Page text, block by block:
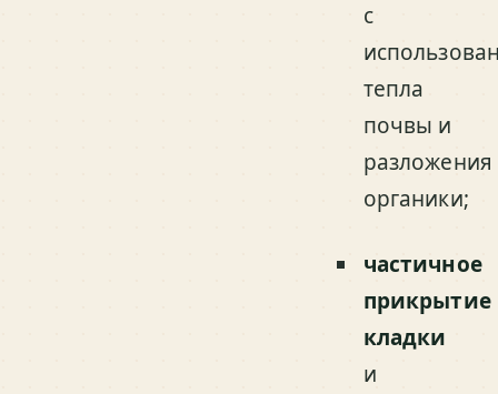
с
тепла
почвы и
разложения
органики;
частичное
прикрытие
кладки
и